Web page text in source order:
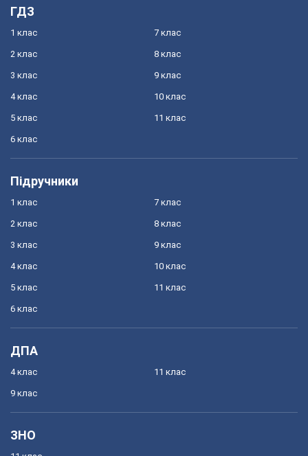
ГДЗ
1 клас
2 клас
3 клас
4 клас
5 клас
6 клас
7 клас
8 клас
9 клас
10 клас
11 клас
Підручники
1 клас
2 клас
3 клас
4 клас
5 клас
6 клас
7 клас
8 клас
9 клас
10 клас
11 клас
ДПА
4 клас
9 клас
11 клас
ЗНО